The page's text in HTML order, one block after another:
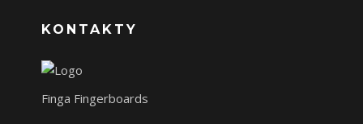
KONTAKTY
Finga Fingerboards